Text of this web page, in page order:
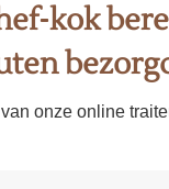
kok
onze online